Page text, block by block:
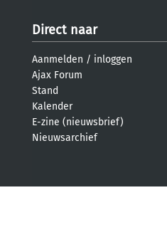
Direct naar
Aanmelden / inloggen
Ajax Forum
Stand
Kalender
E-zine (nieuwsbrief)
Nieuwsarchief